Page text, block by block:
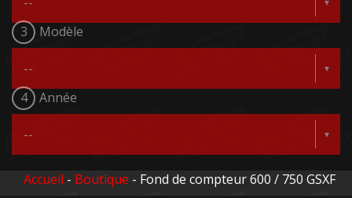
3 Modèle
4 Année
Accueil - Boutique - Fond de compteur 600 / 750 GSXF